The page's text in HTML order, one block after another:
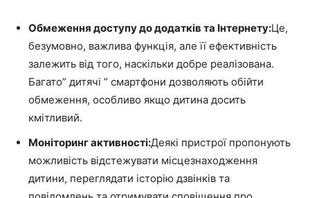
Обмеження доступу до додатків та Інтернету:Це,
безумовно, важлива функція, але її ефективність
залежить від того, наскільки добре реалізована.
Багато” дитячі ” смартфони дозволяють обійти
обмеження, особливо якщо дитина досить
кмітливий.
Моніторинг активності:Деякі пристрої пропонують
можливість відстежувати місцезнаходження
дитини, переглядати історію дзвінків та